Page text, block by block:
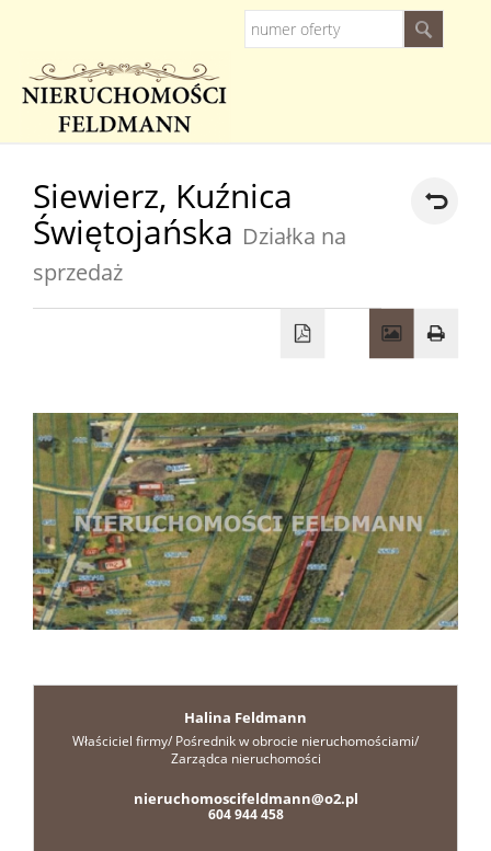
Nasze
portale
Siewierz, Kuźnica
Świętojańska Działka na
sprzedaż
Halina Feldmann
Właściciel firmy/ Pośrednik w obrocie nieruchomościami/
Zarządca nieruchomości
nieruchomoscifeldmann@o2.pl
604 944 458